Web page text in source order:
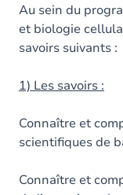
Contenu
Au sein du
et biologie
savoirs suivants :
1) Les savoirs :
Connaître et
scientifiques de
Connaître et